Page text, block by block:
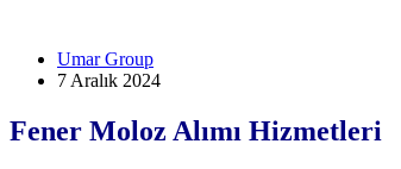
Umar Group
7 Aralık 2024
Fener Moloz Alımı Hizmetleri